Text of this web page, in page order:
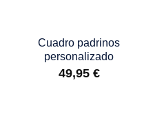
Cuadro padrinos
personalizado
49,95 €